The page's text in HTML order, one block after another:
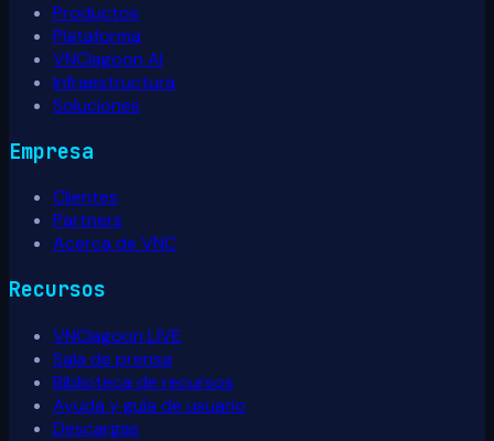
Productos
Plataforma
VNClagoon AI
Infraestructura
Soluciones
Empresa
Clientes
Partners
Acerca de VNC
Recursos
VNClagoon LIVE
Sala de prensa
Biblioteca de recursos
Ayuda y guía de usuario
Descargas